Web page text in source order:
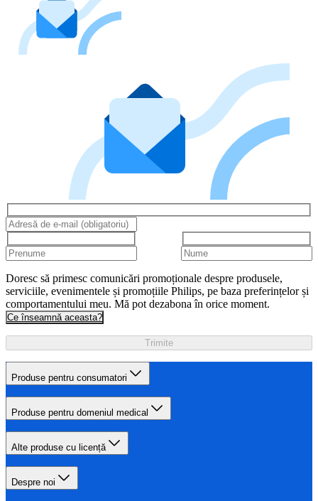
Doresc să primesc comunicări promoționale despre produsele,
serviciile, evenimentele și promoțiile Philips, pe baza preferințelor și
comportamentului meu. Mă pot dezabona în orice moment.
Ce înseamnă aceasta?
Trimite
Produse pentru consumatori
Produse pentru domeniul medical
Alte produse cu licență
Despre noi